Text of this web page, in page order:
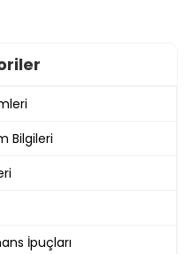
Bilgileri
İpuçları